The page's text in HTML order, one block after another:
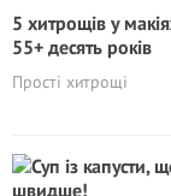
5 хитрощів у
55+ десять років
Прості хитрощі